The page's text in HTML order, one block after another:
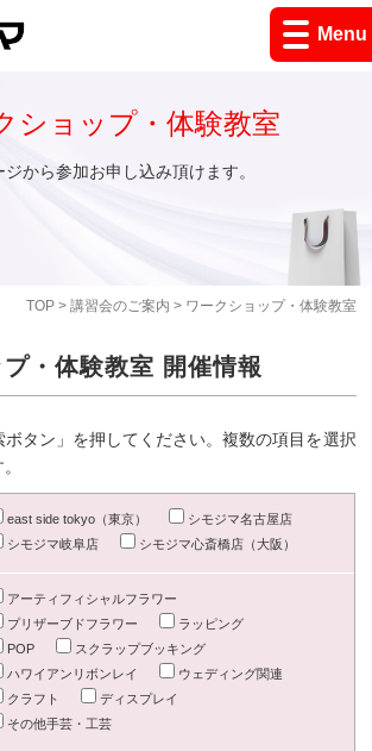
Menu
TOP> 講習会のご案内 > ワークショップ・体験教室
ショップ・体験教室
ジから参加お申し込み頂けます。
・体験教室 開催情報
タン」を押してください。複数の項目を選択
east side tokyo（東京）
シモジマ名古屋店
シモジマ岐阜店
シモジマ心斎橋店（大阪）
アーティフィシャルフラワー
プリザーブドフラワー
ラッピング
POP
スクラップブッキング
ハワイアンリボンレイ
ウェディング関連
クラフト
ディスプレイ
その他手芸・工芸